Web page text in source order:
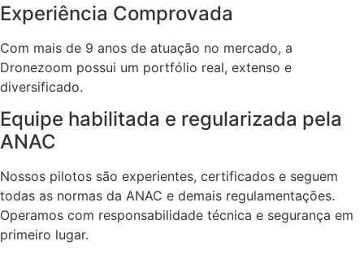
Experiência Comprovada
Com mais de 9 anos de atuação no mercado, a
Dronezoom possui um portfólio real, extenso e
diversificado.
Equipe habilitada e regularizada pela
ANAC
Nossos pilotos são experientes, certificados e seguem
todas as normas da ANAC e demais regulamentações.
Operamos com responsabilidade técnica e segurança em
primeiro lugar.